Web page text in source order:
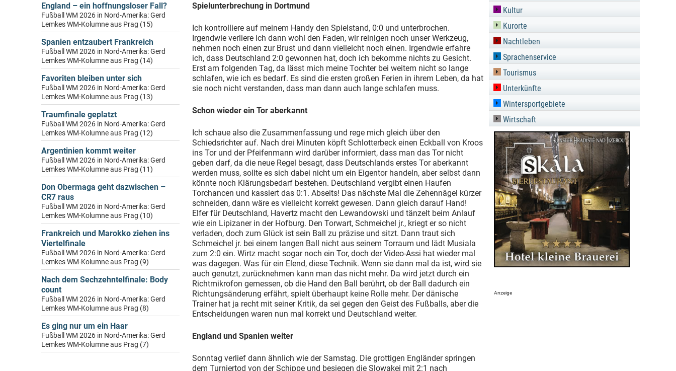
England – ein hoffnungsloser Fall?
Fußball WM 2026 in Nord-Amerika: Gerd
Lemkes WM-Kolumne aus Prag (15)
Spanien entzaubert Frankreich
Fußball WM 2026 in Nord-Amerika: Gerd
Lemkes WM-Kolumne aus Prag (14)
Favoriten bleiben unter sich
Fußball WM 2026 in Nord-Amerika: Gerd
Lemkes WM-Kolumne aus Prag (13)
Traumfinale geplatzt
Fußball WM 2026 in Nord-Amerika: Gerd
Lemkes WM-Kolumne aus Prag (12)
Argentinien kommt weiter
Fußball WM 2026 in Nord-Amerika: Gerd
Lemkes WM-Kolumne aus Prag (11)
Don Obermaga geht dazwischen –
CR7 raus
Fußball WM 2026 in Nord-Amerika: Gerd
Lemkes WM-Kolumne aus Prag (10)
Frankreich und Marokko ziehen ins
Viertelfinale
Fußball WM 2026 in Nord-Amerika: Gerd
Lemkes WM-Kolumne aus Prag (9)
Nach dem Sechzehntelfinale: Body
count
Fußball WM 2026 in Nord-Amerika: Gerd
Lemkes WM-Kolumne aus Prag (8)
Es ging nur um ein Haar
Fußball WM 2026 in Nord-Amerika: Gerd
Lemkes WM-Kolumne aus Prag (7)
Spielunterbrechung in Dortmund
Ich kontrolliere auf meinem Handy den Spielstand, 0:0 und unterbrochen.
Irgendwie verliere ich dann wohl den Faden, wir reinigen noch unser Werkzeug,
nehmen noch einen zur Brust und dann vielleicht noch einen. Irgendwie erfahre
ich, dass Deutschland 2:0 gewonnen hat, doch ich bekomme nichts zu Gesicht.
Erst am folgenden Tag, da lässt mich meine Tochter bei weitem nicht so lange
schlafen, wie ich es bedarf. Es sind die ersten großen Ferien in ihrem Leben, da hat
sie noch nicht verstanden, dass man dann auch lange schlafen muss.
Schon wieder ein Tor aberkannt
Ich schaue also die Zusammenfassung und rege mich gleich über den
Schiedsrichter auf. Nach drei Minuten köpft Schlotterbeck einen Eckball von Kroos
ins Tor und der Pfeifenmann wird darüber informiert, dass man das Tor nicht
geben darf, da die neue Regel besagt, dass Deutschlands erstes Tor aberkannt
werden muss, sollte es sich dabei nicht um ein Eigentor handeln, aber selbst dann
könnte noch Klärungsbedarf bestehen. Deutschland vergibt einen Haufen
Torchancen und kassiert das 0:1. Abseits! Das nächste Mal die Zehennägel kürzer
schneiden, dann wäre es vielleicht korrekt gewesen. Dann gleich darauf Hand!
Elfer für Deutschland, Havertz macht den Lewandowski und tänzelt beim Anlauf
wie ein Lipizaner in der Hofburg. Den Torwart, Schmeichel jr., kriegt er so nicht
verladen, doch zum Glück ist sein Ball zu präzise und sitzt. Dann traut sich
Schmeichel jr. bei einem langen Ball nicht aus seinem Torraum und lädt Musiala
zum 2:0 ein. Wirtz macht sogar noch ein Tor, doch der Video-Assi hat wieder mal
was dagegen. Was für ein Elend, diese Technik. Wenn sie dann mal da ist, wird sie
auch genutzt, zurücknehmen kann man das nicht mehr. Da wird jetzt durch ein
Richtmikrofon gemessen, ob die Hand den Ball berührt, ob der Ball dadurch ein
Richtungsänderung erfährt, spielt überhaupt keine Rolle mehr. Der dänische
Trainer hat ja recht mit seiner Kritik, da sei gegen den Geist des Fußballs, aber die
Entscheidungen waren nun mal korrekt und Deutschland weiter.
England und Spanien weiter
Sonntag verlief dann ähnlich wie der Samstag. Die grottigen Engländer springen
dem Turniertod von der Schippe und besiegen die Slowakei mit 2:1 nach
Kultur
Kurorte
Nachtleben
Sprachenservice
Tourismus
Unterkünfte
Wintersportgebiete
Wirtschaft